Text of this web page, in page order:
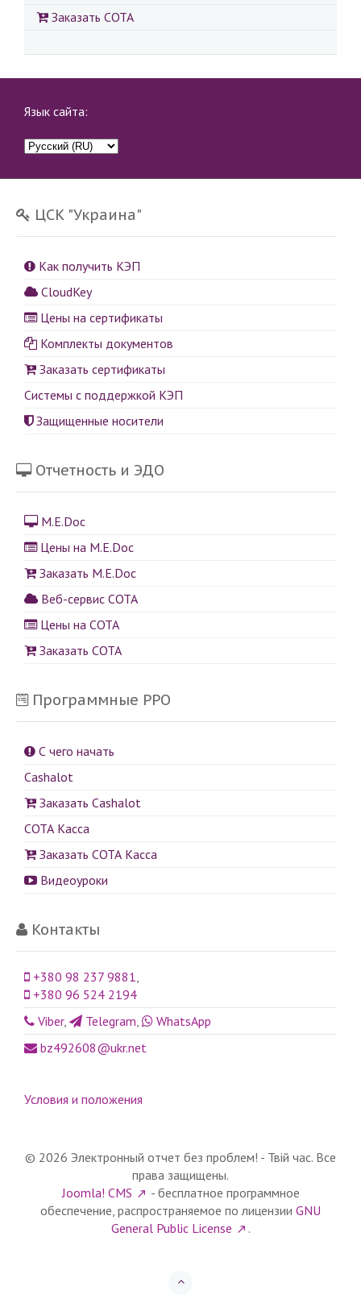
Заказать СОТА
Язык сайта:
ЦСК "Украина"
Как получить КЭП
CloudKey
Цены на сертификаты
Комплекты документов
Заказать сертификаты
Системы с поддержкой КЭП
Защищенные носители
Отчетность и ЭДО
M.E.Doc
Цены на M.E.Doc
Заказать M.E.Doc
Веб-сервис СОТА
Цены на СОТА
Заказать СОТА
Программные РРО
С чего начать
Cashalot
Заказать Cashalot
СОТА Касса
Заказать СОТА Касса
Видеоуроки
Контакты
+380 98 237 9881,
+380 96 524 2194
Viber, Telegram,
WhatsApp
bz492608@ukr.net
Условия и положения
© 2026 Электронный отчет без проблем! - Твій час. Все
права защищены.
Joomla! CMS
- бесплатное программное
обеспечение, распространяемое по лицензии GNU
General Public License
.